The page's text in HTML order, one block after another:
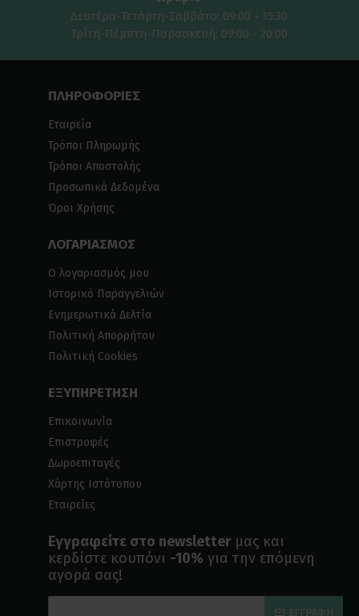
Δευτέρα-Τετάρτη-Σαββάτο: 09:00 - 15:30
Τρίτη-Πέμπτη-Παρασκευή: 09:00 - 20:00
ΠΛΗΡΟΦΟΡΙΕΣ
Εταιρεία
Τρόποι Πληρωμής
Τρόποι Αποστολής
Προσωπικά Δεδομένα
Όροι Χρήσης
ΛΟΓΑΡΙΑΣΜΟΣ
Ο λογαριασμός μου
Ιστορικό Παραγγελιών
Ενημερωτικά Δελτία
Πολιτική Απορρήτου
Πολιτική Cookies
ΕΞΥΠΗΡΕΤΗΣΗ
Επικοινωνία
Επιστροφές
Δωροεπιταγές
Χάρτης Ιστότοπου
Εταιρείες
Εγγραφείτε στο newsletter μας και
κερδίστε κουπόνι -10% για την επόμενη
αγορά σας!
ΕΓΓΡΑΦΉ